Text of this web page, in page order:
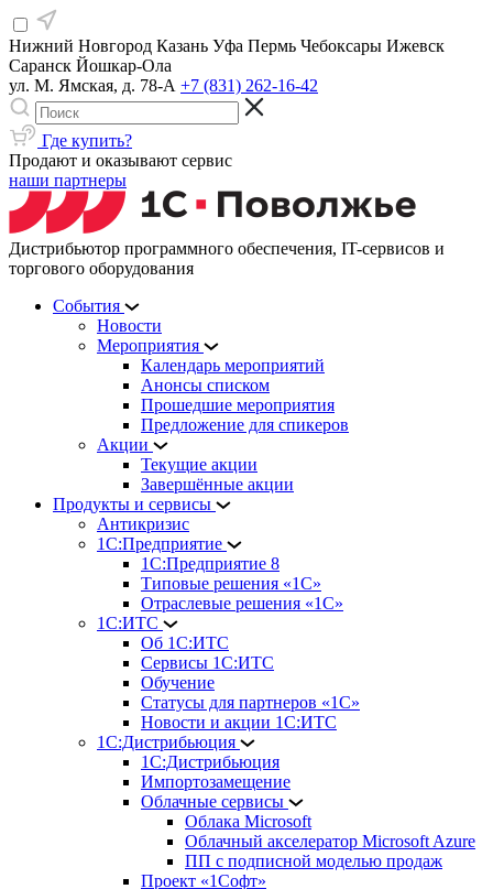
Нижний Новгород Казань Уфа Пермь Чебоксары Ижевск
Саранск Йошкар-Ола
ул. М. Ямская, д. 78-А +7 (831) 262-16-42
Где купить?
Продают и оказывают сервис
наши партнеры
Дистрибьютор программного обеспечения, IT-сервисов и
торгового оборудования
События
Новости
Мероприятия
Календарь мероприятий
Анонсы списком
Прошедшие мероприятия
Предложение для спикеров
Акции
Текущие акции
Завершённые акции
Продукты и сервисы
Антикризис
1С:Предприятие
1С:Предприятие 8
Типовые решения «1С»
Отраслевые решения «1С»
1С:ИТС
Об 1С:ИТС
Сервисы 1С:ИТС
Обучение
Статусы для партнеров «1С»
Новости и акции 1С:ИТС
1С:Дистрибьюция
1С:Дистрибьюция
Импортозамещение
Облачные сервисы
Облака Microsoft
Облачный акселератор Microsoft Azure
ПП с подписной моделью продаж
Проект «1Софт»